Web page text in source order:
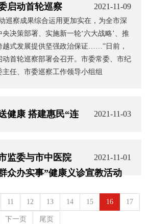
2021-11-09
启动首轮巡察
巡察成果综合运用更加实在，为全市深
央决策部署、实施新一轮‘六大战略’、推
越式发展提供坚强政治保证……”日前，
动首轮巡察部署会召开。市委常委、市纪
任、市委巡察工作领导小组组
2021-11-03
健康 搭建惠民“连
2021-11-01
监委与市中医院
众办实事”健康义诊宣教活动
11 12 13 14 15 16 17
下一页 尾页